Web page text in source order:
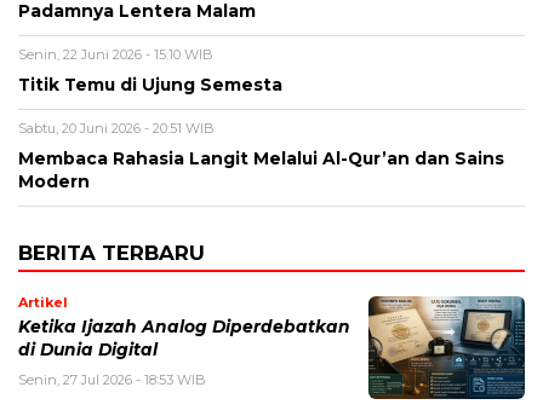
Padamnya Lentera Malam
Senin, 22 Juni 2026 - 15:10 WIB
Titik Temu di Ujung Semesta
Sabtu, 20 Juni 2026 - 20:51 WIB
Membaca Rahasia Langit Melalui Al-Qur’an dan Sains
Modern
BERITA TERBARU
Artikel
Ketika Ijazah Analog Diperdebatkan
di Dunia Digital
Senin, 27 Jul 2026 - 18:53 WIB